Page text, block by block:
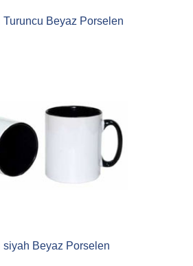
Turuncu Beyaz Porselen
siyah Beyaz Porselen